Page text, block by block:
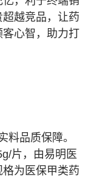
越竞品，让药
心智，助力打
料品质保障。
片，由易明医
为医保甲类药